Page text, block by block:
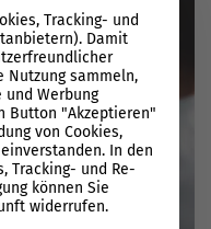
Tracking- und
Damit
sammeln,
und Werbung
Button "Akzeptieren"
von Cookies,
In den
Tracking- und Re-
können Sie
widerrufen.